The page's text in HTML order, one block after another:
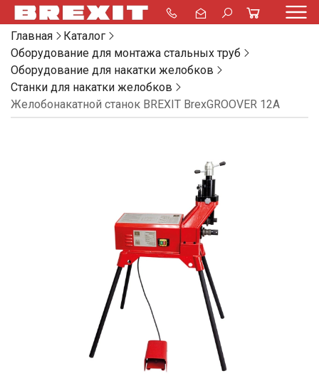
Главная
Каталог
Оборудование для монтажа стальных труб
Оборудование для накатки желобков
Станки для накатки желобков
Желобонакатной станок BREXIT BrexGROOVER 12A